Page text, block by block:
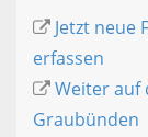
Jetzt neue
erfassen
Weiter auf
Graubünden